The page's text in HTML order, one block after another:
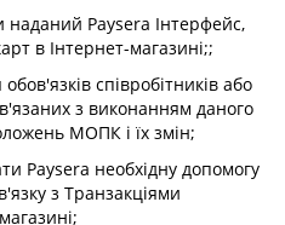
наданий Paysera Інтерфейс,
в Інтернет-магазині;;
співробітників або
з виконанням даного
МОПК і їх змін;
Paysera необхідну допомогу
з Транзакціями